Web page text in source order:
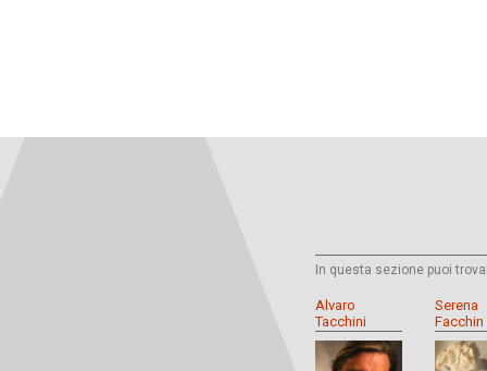
In questa sezione puoi
Alvaro
Tacchini
Serena
Facchin